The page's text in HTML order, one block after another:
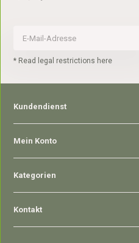
* Read legal restrictions here
Kundendienst
Mein Konto
Kategorien
Kontakt